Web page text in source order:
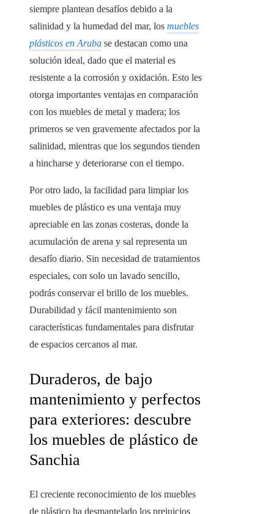
siempre plantean desafíos debido a la
salinidad y la humedad del mar, los muebles
plásticos en Aruba se destacan como una
solución ideal, dado que el material es
resistente a la corrosión y oxidación. Esto les
otorga importantes ventajas en comparación
con los muebles de metal y madera; los
primeros se ven gravemente afectados por la
salinidad, mientras que los segundos tienden
a hincharse y deteriorarse con el tiempo.
Por otro lado, la facilidad para limpiar los
muebles de plástico es una ventaja muy
apreciable en las zonas costeras, donde la
acumulación de arena y sal representa un
desafío diario. Sin necesidad de tratamientos
especiales, con solo un lavado sencillo,
podrás conservar el brillo de los muebles.
Durabilidad y fácil mantenimiento son
características fundamentales para disfrutar
de espacios cercanos al mar.
Duraderos, de bajo
mantenimiento y perfectos
para exteriores: descubre
los muebles de plástico de
Sanchia
El creciente reconocimiento de los muebles
de plástico ha desmantelado los prejuicios